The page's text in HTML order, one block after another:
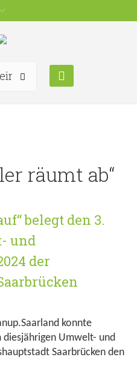
räumt ab“
belegt den 3.
und
der
konnte
diesjährigen Umwelt- und
Saarbrücken den